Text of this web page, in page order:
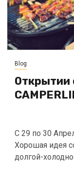
Blog
Oткрытии
С 29 по 30
Хорошая идея
долгой-